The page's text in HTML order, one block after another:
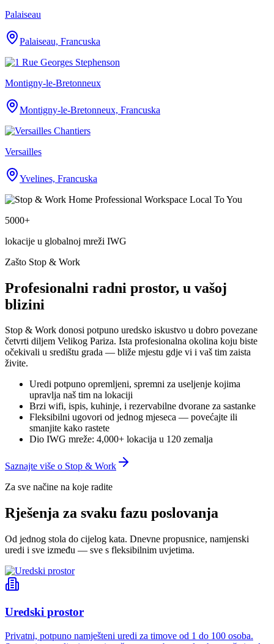
Palaiseau
Palaiseau, Francuska
Montigny-le-Bretonneux
Montigny-le-Bretonneux, Francuska
Versailles
Yvelines, Francuska
5000+
lokacije u globalnoj mreži IWG
Zašto Stop & Work
Profesionalni radni prostor, u vašoj
blizini
Stop & Work donosi potpuno uredsko iskustvo u dobro povezane
četvrti diljem Velikog Pariza. Ista profesionalna okolina koju biste
očekivali u središtu grada — bliže mjestu gdje vi i vaš tim zaista
živite.
Uredi potpuno opremljeni, spremni za useljenje kojima
upravlja naš tim na lokaciji
Brzi wifi, ispis, kuhinje, i rezervabilne dvorane za sastanke
Fleksibilni ugovori od jednog mjeseca — povećajte ili
smanjite kako rastete
Dio IWG mreže: 4,000+ lokacija u 120 zemalja
Saznajte više o Stop & Work
Za sve načine na koje radite
Rješenja za svaku fazu poslovanja
Od jednog stola do cijelog kata. Dnevne propusnice, namjenski
uredi i sve između — sve s fleksibilnim uvjetima.
Uredski prostor
Privatni, potpuno namješteni uredi za timove od 1 do 100 osoba.